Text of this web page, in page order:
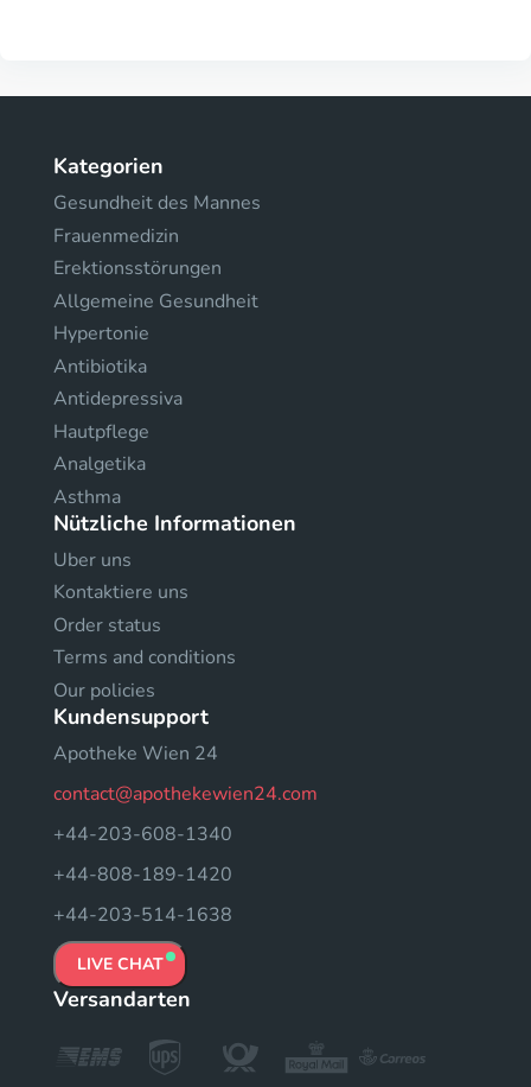
Kategorien
Gesundheit des Mannes
Frauenmedizin
Erektionsstörungen
Allgemeine Gesundheit
Hypertonie
Antibiotika
Antidepressiva
Hautpflege
Analgetika
Asthma
Nützliche Informationen
Uber uns
Kontaktiere uns
Order status
Terms and conditions
Our policies
Kundensupport
Apotheke Wien 24
contact@apothekewien24.com
+44-203-608-1340
+44-808-189-1420
+44-203-514-1638
LIVE CHAT
Versandarten